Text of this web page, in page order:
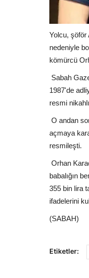
Yolcu, şöför
nedeniyle
kömürcü
Sabah
1987'de
resmi
O andan
açmaya
resmileşti.
Orhan
babalığın
355 bin lira
ifadelerini
(SABAH)
Etiketler: